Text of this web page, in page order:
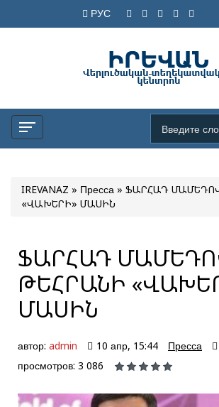
РУС
IREVANAZ » Пресса » ՖԱՐՀԱԴ
«ՎԱԽԵՐԻ» ՄԱՍԻՆ
ՖԱՐՀԱԴ
ԹԵՀՐԱՆԻ
ՄԱՍԻՆ
автор: admin 10 апр, 15:44 Пресса
просмотров: 3 086